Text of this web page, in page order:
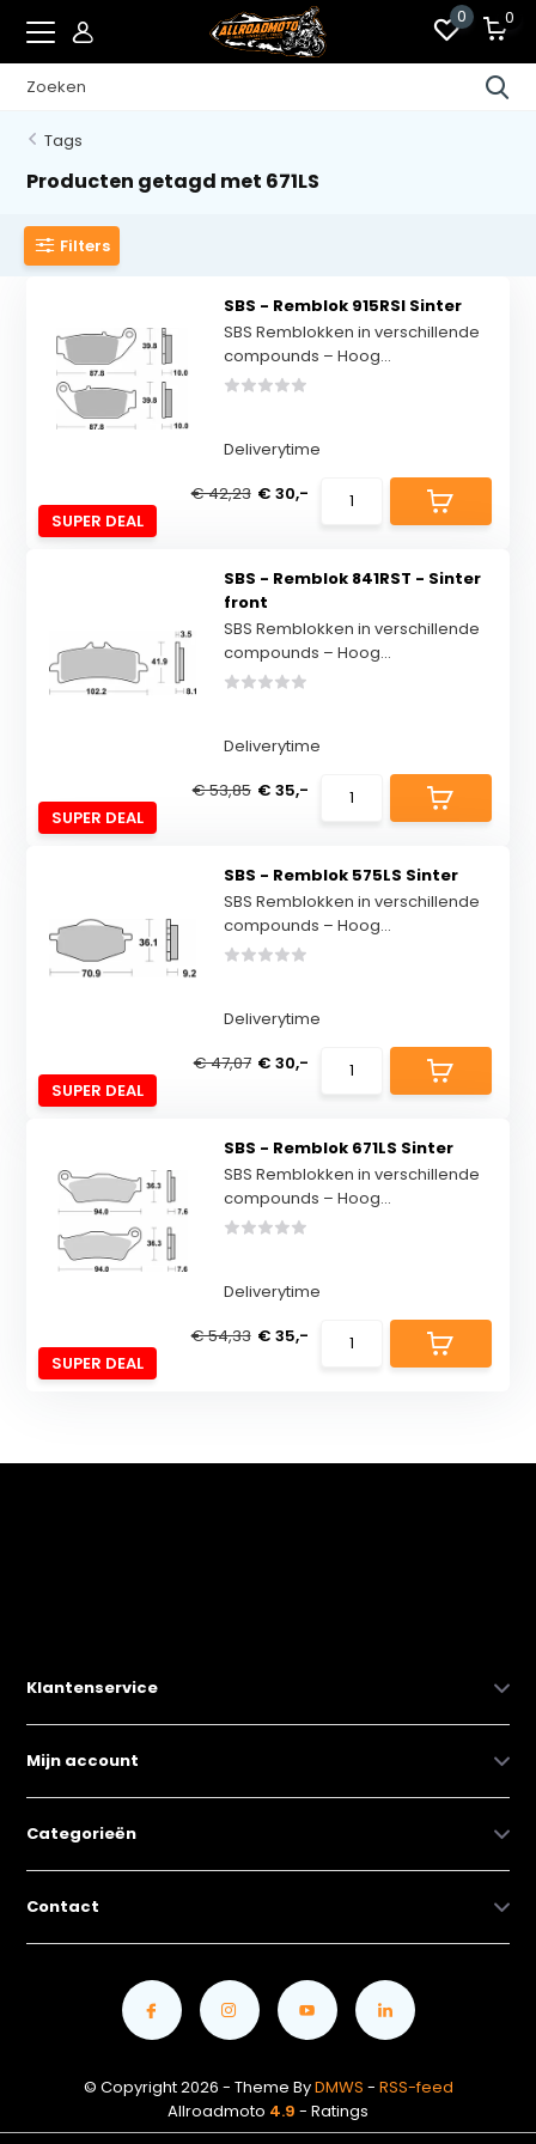
0 0
Tags
Producten getagd met 671LS
Filters
SUPER DEAL
SBS - Remblok 915RSI Sinter
SBS Remblokken in verschillende
compounds – Hoog...
Deliverytime
€ 42,23 € 30,-
SUPER DEAL
SBS - Remblok 841RST - Sinter
front
SBS Remblokken in verschillende
compounds – Hoog...
Deliverytime
€ 53,85 € 35,-
SUPER DEAL
SBS - Remblok 575LS Sinter
SBS Remblokken in verschillende
compounds – Hoog...
Deliverytime
€ 47,07 € 30,-
SUPER DEAL
SBS - Remblok 671LS Sinter
SBS Remblokken in verschillende
compounds – Hoog...
Deliverytime
€ 54,33 € 35,-
Klantenservice
Mijn account
Categorieën
Contact
© Copyright 2026 - Theme ByDMWS - RSS-feed
Allroadmoto 4.9 - Ratings